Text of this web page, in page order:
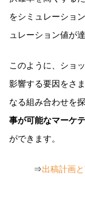
をシミュレーショ
ュレーション値が
このように、ショ
影響する要因をさ
なる組み合わせを
事が可能なマーケ
ができます。
⇒出稿計画